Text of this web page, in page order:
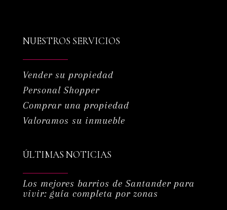
NUESTROS SERVICIOS
Vender su propiedad
Personal Shopper
Comprar una propiedad
Valoramos su inmueble
ÚLTIMAS NOTICIAS
Los mejores barrios de Santander para
vivir: guía completa por zonas